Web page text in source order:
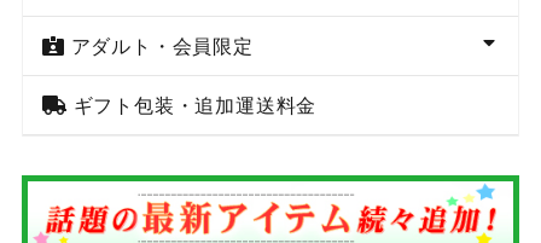
アダルト・会員限定
ギフト包装・追加運送料金